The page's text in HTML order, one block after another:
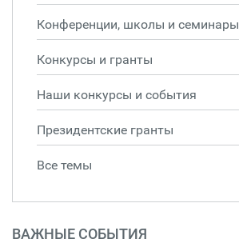
Конференции, школы и семинары
Конкурсы и гранты
Наши конкурсы и события
Президентские гранты
Все темы
ВАЖНЫЕ СОБЫТИЯ